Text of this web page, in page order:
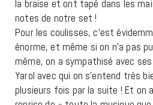
la braise et ont tapé dans les
notes de notre set !
Pour les coulisses, c’est
énorme, et même si on n’a pas
même, on a sympathisé avec
Yarol avec qui on s’entend très
plusieurs fois par la suite ! Et on